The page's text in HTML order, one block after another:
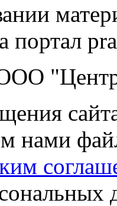
портал
"Центр
нами